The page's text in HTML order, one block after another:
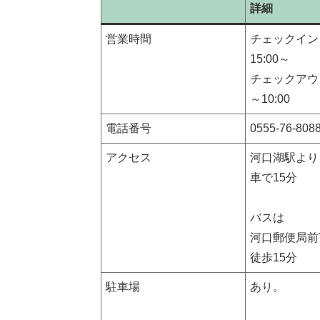
詳細
営業時間
チェックイン
15:00～
チェックアウ
～10:00
電話番号 0555-76-
アクセス
河口湖駅より
車で15分
バスは
河口郵便局
徒歩15分
駐車場 あり。